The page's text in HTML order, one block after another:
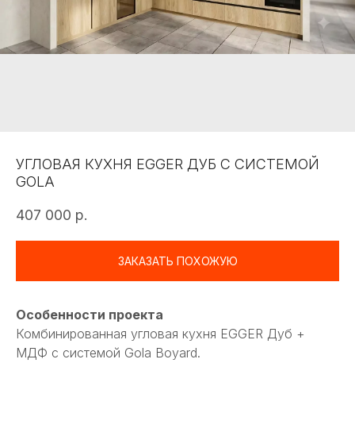
УГЛОВАЯ КУХНЯ EGGER ДУБ С СИСТЕМОЙ
GOLA
407 000 р.
ЗАКАЗАТЬ ПОХОЖУЮ
Особенности проекта
Комбинированная угловая кухня EGGER Дуб +
МДФ с системой Gola Boyard.